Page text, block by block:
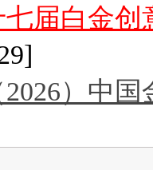
七届白金
）中